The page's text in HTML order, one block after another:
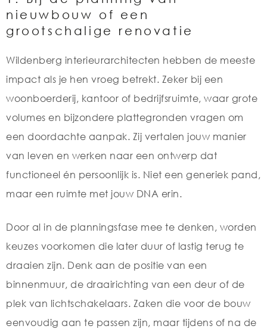
nieuwbouw of een
grootschalige renovatie
Wildenberg interieurarchitecten hebben de meeste
impact als je hen vroeg betrekt. Zeker bij een
woonboerderij, kantoor of bedrijfsruimte, waar grote
volumes en bijzondere plattegronden vragen om
een doordachte aanpak. Zij vertalen jouw manier
van leven en werken naar een ontwerp dat
functioneel én persoonlijk is. Niet een generiek pand,
maar een ruimte met jouw DNA erin.
Door al in de planningsfase mee te denken, worden
keuzes voorkomen die later duur of lastig terug te
draaien zijn. Denk aan de positie van een
binnenmuur, de draairichting van een deur of de
plek van lichtschakelaars. Zaken die voor de bouw
eenvoudig aan te passen zijn, maar tijdens of na de